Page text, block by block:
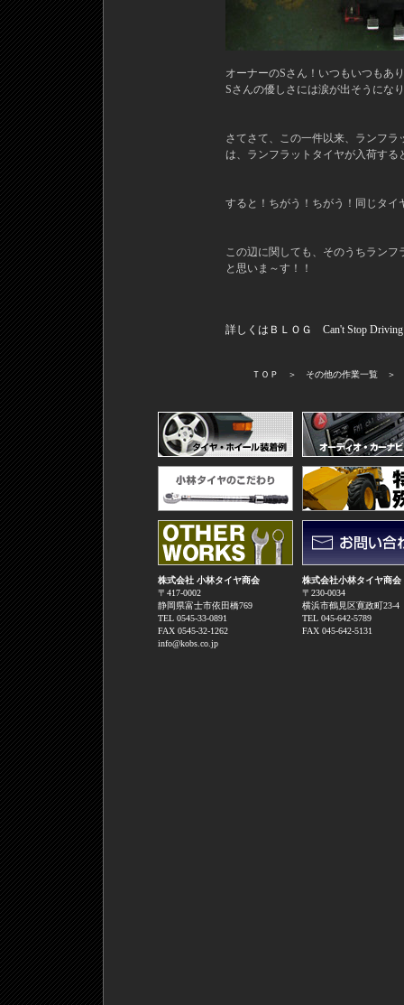
オーナーのSさん！いつもいつもあ
Sさんの優しさには涙が出そうにな
さてさて、この一件以来、ランフ
は、ランフラットタイヤが入荷する
すると！ちがう！ちがう！同じタイ
この辺に関しても、そのうちラン
と思いま～す！！
詳しくはＢＬＯＧ Can't Stop
ＴＯＰ ＞ その他の作業一覧 ＞
株式会社 小林タイヤ商会
株式会社小林タイヤ商会
〒417-0002
〒230-0034
静岡県富士市依田橋769
横浜市鶴見区寛政町
TEL 0545-33-0891
TEL 045-642-5789
FAX 0545-32-1262
FAX 045-642-5131
info@kobs.co.jp